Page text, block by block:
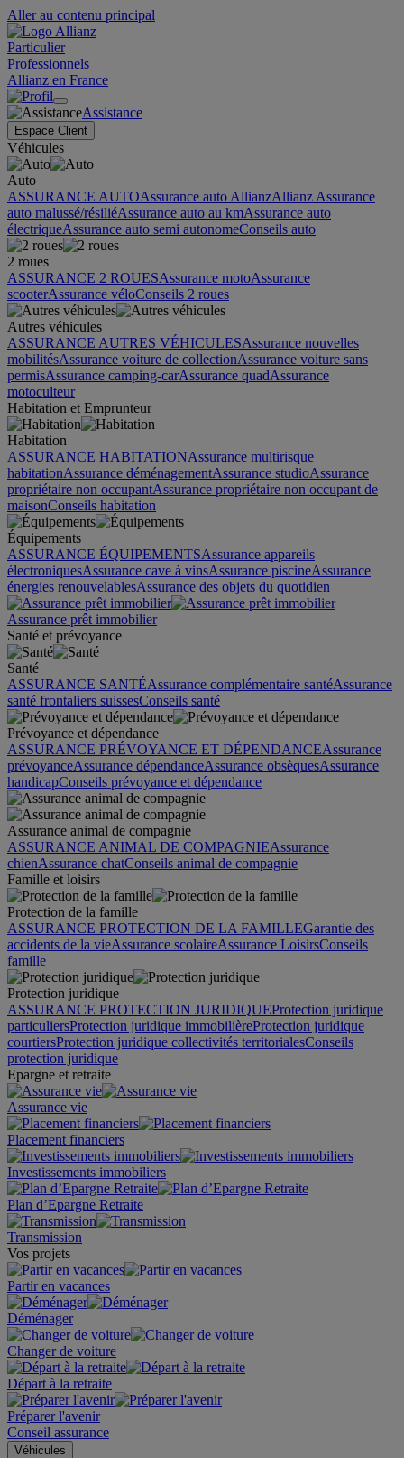
Aller au contenu principal
Particulier
Professionnels
Allianz en France
Assistance
Espace Client
Véhicules
Auto
ASSURANCE AUTOAssurance auto AllianzAllianz Assurance
auto malussé/résiliéAssurance auto au kmAssurance auto
électriqueAssurance auto semi autonomeConseils auto
2 roues
ASSURANCE 2 ROUESAssurance motoAssurance
scooterAssurance véloConseils 2 roues
Autres véhicules
ASSURANCE AUTRES VÉHICULESAssurance nouvelles
mobilitésAssurance voiture de collectionAssurance voiture sans
permisAssurance camping-carAssurance quadAssurance
motoculteur
Habitation et Emprunteur
Habitation
ASSURANCE HABITATIONAssurance multirisque
habitationAssurance déménagementAssurance studioAssurance
propriétaire non occupantAssurance propriétaire non occupant de
maisonConseils habitation
Équipements
ASSURANCE ÉQUIPEMENTSAssurance appareils
électroniquesAssurance cave à vinsAssurance piscineAssurance
énergies renouvelablesAssurance des objets du quotidien
Assurance prêt immobilier
Santé et prévoyance
Santé
ASSURANCE SANTÉAssurance complémentaire santéAssurance
santé frontaliers suissesConseils santé
Prévoyance et dépendance
ASSURANCE PRÉVOYANCE ET DÉPENDANCEAssurance
prévoyanceAssurance dépendanceAssurance obsèquesAssurance
handicapConseils prévoyance et dépendance
Assurance animal de compagnie
ASSURANCE ANIMAL DE COMPAGNIEAssurance
chienAssurance chatConseils animal de compagnie
Famille et loisirs
Protection de la famille
ASSURANCE PROTECTION DE LA FAMILLEGarantie des
accidents de la vieAssurance scolaireAssurance LoisirsConseils
famille
Protection juridique
ASSURANCE PROTECTION JURIDIQUEProtection juridique
particuliersProtection juridique immobilièreProtection juridique
courtiersProtection juridique collectivités territorialesConseils
protection juridique
Epargne et retraite
Assurance vie
Placement financiers
Investissements immobiliers
Plan d’Epargne Retraite
Transmission
Vos projets
Partir en vacances
Déménager
Changer de voiture
Départ à la retraite
Préparer l'avenir
Conseil assurance
Véhicules